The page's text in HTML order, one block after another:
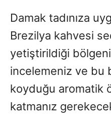
Damak tadınıza
Brezilya kahvesi
yetiştirildiği
incelemeniz ve bu
koyduğu aromatik
katmanız